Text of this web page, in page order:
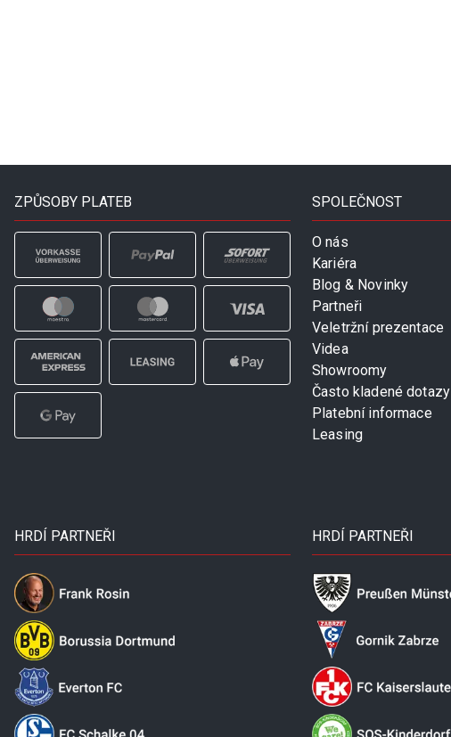
ZPŮSOBY PLATEB SPOLEČNOST
O nás
Kariéra
Blog & Novinky
Partneři
Veletržní prezentace
Videa
Showroomy
Často kladené dotazy
Platební informace
Leasing
HRDÍ PARTNEŘI HRDÍ PARTNEŘI